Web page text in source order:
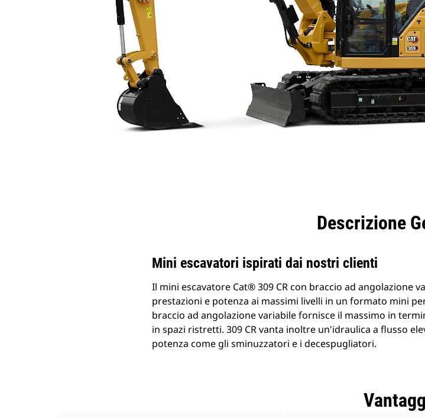
Descrizione
Mini escavatori ispirati dai nostri clienti
Il mini escavatore Cat® 309 CR con braccio ad angolazione
prestazioni e potenza ai massimi livelli in un formato mini
braccio ad angolazione variabile fornisce il massimo in
in spazi ristretti. 309 CR vanta inoltre un'idraulica a flusso
potenza come gli sminuzzatori e i decespugliatori.